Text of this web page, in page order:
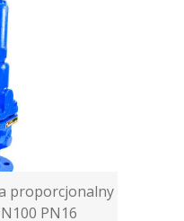
proporcjonalny
PN16